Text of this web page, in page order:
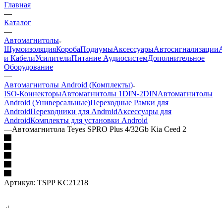
Главная
—
Каталог
—
Автомагнитолы
ШумоизоляцияКоробаПодиумыАксессуарыАвтосигнализации
и КабелиУсилителиПитание АудиосистемДополнительное
Оборудование
—
Автомагнитолы Android (Комплекты)
ISO-КоннекторыАвтомагнитолы 1DIN-2DINАвтомагнитолы
Android (Универсальные)Переходные Рамки для
AndroidПереходники для AndroidАксессуары для
AndroidКомплекты для установки Android
—Автомагнитола Teyes SPRO Plus 4/32Gb Kia Ceed 2
Артикул: TSPP KC21218